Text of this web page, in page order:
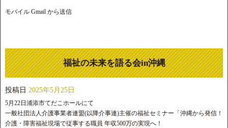
モバイル Gmail から送信
福祉の未来を語る会in沖縄
投稿日 2025年5月25日
5月22日浦添市てだこホールにて
一般社団法人介護事業者連盟(以降介事連)主催の福祉セミナー「沖縄から発信！
介護・障害福祉現場で従事する職員 年収500万の実現へ！